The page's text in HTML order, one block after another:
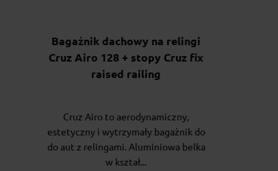
Bagażnik dachowy na relingi
Cruz Airo 128 + stopy Cruz fix
raised railing
Cruz Airo to aerodynamiczny,
estetyczny i wytrzymały bagażnik do
do aut z relingami. Aluminiowa belka
w kształ...